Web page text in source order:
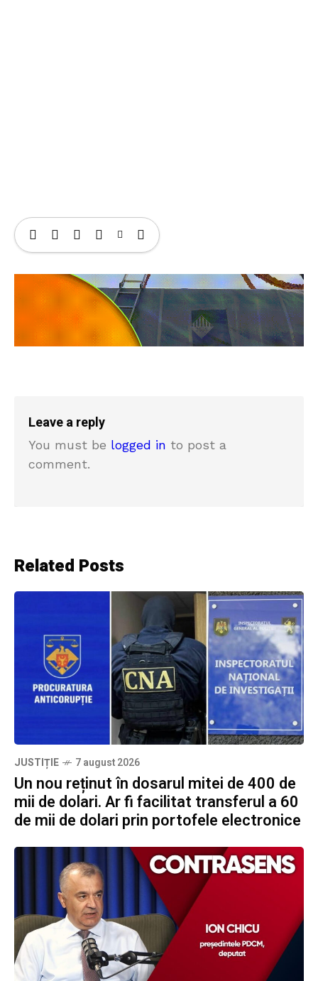
Leave a reply
You must be logged in to post a
comment.
Related Posts
JUSTIȚIE 7 august 2026
Un nou reținut în dosarul mitei de 400 de
mii de dolari. Ar fi facilitat transferul a 60
de mii de dolari prin portofele electronice